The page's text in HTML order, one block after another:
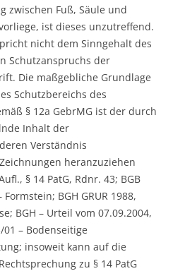
zwischen Fuß, Säule und
ist dieses unzutreffend.
nicht dem Sinngehalt des
Schutzanspruchs der
Die maßgebliche Grundlage
Schutzbereichs des
§ 12a GebrMG ist der durch
Inhalt der
Verständnis
heranzuziehen
§ 14 PatG, Rdnr. 43; BGB
Formstein; BGH GRUR 1988,
BGH – Urteil vom 07.09.2004,
01 – Bodenseitige
insoweit kann auf die
zu § 14 PatG